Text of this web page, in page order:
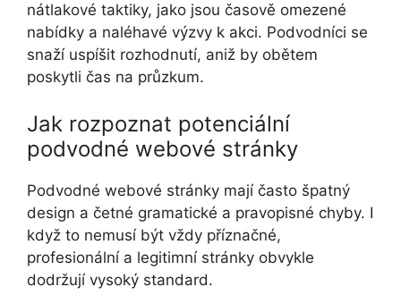
nátlakové taktiky, jako jsou časově omezené
nabídky a naléhavé výzvy k akci. Podvodníci se
snaží uspíšit rozhodnutí, aniž by obětem
poskytli čas na průzkum.
Jak rozpoznat potenciální
podvodné webové stránky
Podvodné webové stránky mají často špatný
design a četné gramatické a pravopisné chyby. I
když to nemusí být vždy příznačné,
profesionální a legitimní stránky obvykle
dodržují vysoký standard.